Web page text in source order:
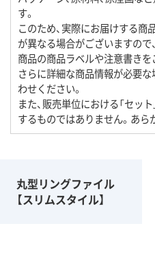
す。
このため、実際にお届けする
が異なる場合がございますので
商品の商品ラベルや注意書きを
さらに詳細な商品情報が必要
わせください。
また、販売単位における「セッ
するものではありません。あら
丸型リングファイル
【スリムスタイル】